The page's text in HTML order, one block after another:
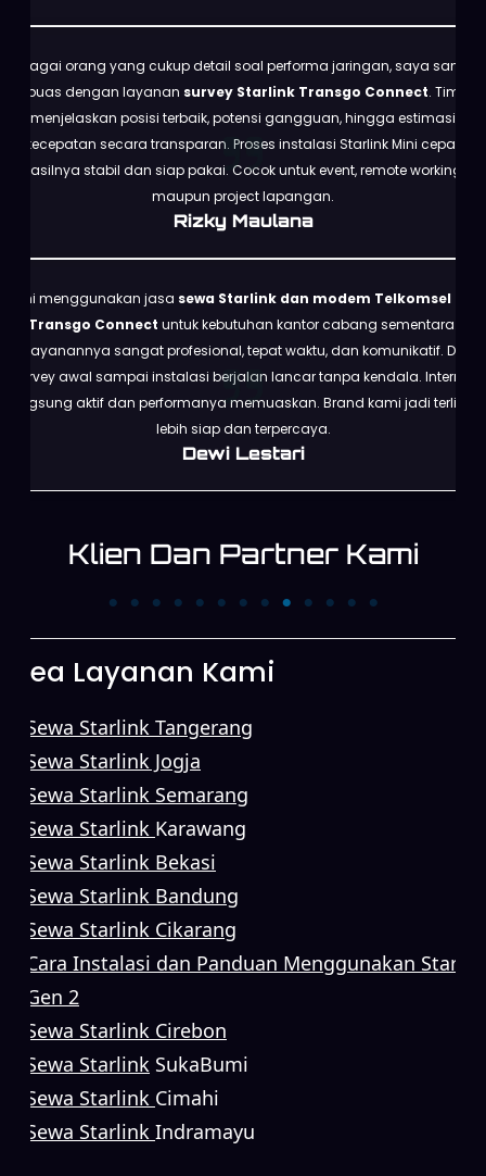
Sebagai orang yang cukup detail soal performa jaringan, saya sangat
puas dengan layanan survey Starlink Transgo Connect. Tim
menjelaskan posisi terbaik, potensi gangguan, hingga estimasi
kecepatan secara transparan. Proses instalasi Starlink Mini cepat,
hasilnya stabil dan siap pakai. Cocok untuk event, remote working,
maupun project lapangan.
Rizky Maulana
Kami menggunakan jasa sewa Starlink dan modem Telkomsel dari
Transgo Connect untuk kebutuhan kantor cabang sementara.
Pelayanannya sangat profesional, tepat waktu, dan komunikatif. Dari
survey awal sampai instalasi berjalan lancar tanpa kendala. Internet
langsung aktif dan performanya memuaskan. Brand kami jadi terlihat
lebih siap dan terpercaya.
Dewi Lestari
Klien Dan Partner Kami
PT. Trans News
Corpora
Area Layanan Kami
Sewa Starlink Tangerang
Sewa Starlink Jogja
Sewa Starlink Semarang
Sewa Starlink Karawang
Sewa Starlink Bekasi
Sewa Starlink Bandung
Sewa Starlink Cikarang
Cara Instalasi dan Panduan Menggunakan
Gen 2
Sewa Starlink Cirebon
Sewa Starlink SukaBumi
Sewa Starlink Cimahi
Sewa Starlink Indramayu